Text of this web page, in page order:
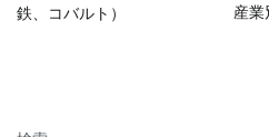
ナ
鉄、コバルト）
産業